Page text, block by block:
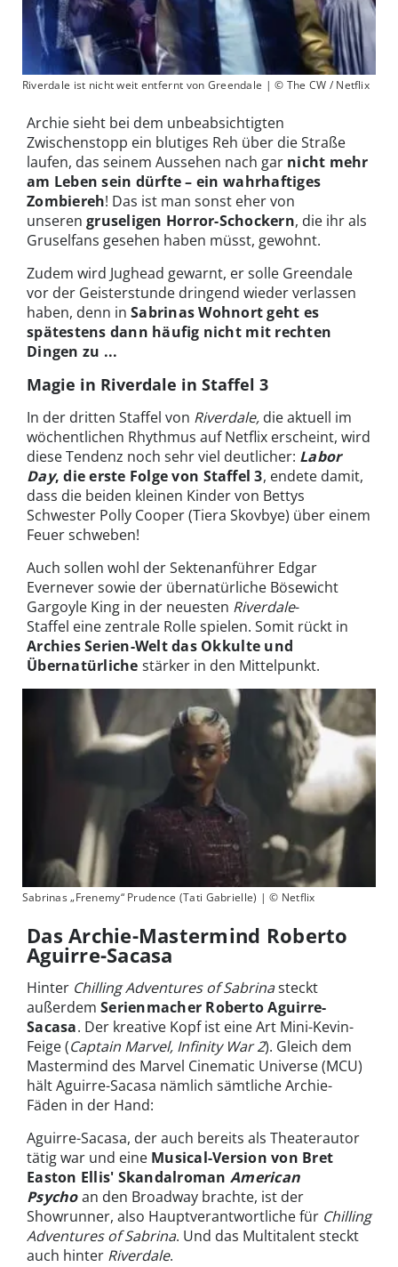
Riverdale ist nicht weit entfernt von Greendale | © The CW / Netflix
Archie sieht bei dem unbeabsichtigten
Zwischenstopp ein blutiges Reh über die Straße
laufen, das seinem Aussehen nach gar nicht mehr
am Leben sein dürfte – ein wahrhaftiges
Zombiereh! Das ist man sonst eher von
unseren gruseligen Horror-Schockern, die ihr als
Gruselfans gesehen haben müsst, gewohnt.
Zudem wird Jughead gewarnt, er solle Greendale
vor der Geisterstunde dringend wieder verlassen
haben, denn in Sabrinas Wohnort geht es
spätestens dann häufig nicht mit rechten
Dingen zu ...
Magie in Riverdale in Staffel 3
In der dritten Staffel von Riverdale, die aktuell im
wöchentlichen Rhythmus auf Netflix erscheint, wird
diese Tendenz noch sehr viel deutlicher: Labor
Day, die erste Folge von Staffel 3, endete damit,
dass die beiden kleinen Kinder von Bettys
Schwester Polly Cooper (Tiera Skovbye) über einem
Feuer schweben!
Auch sollen wohl der Sektenanführer Edgar
Evernever sowie der übernatürliche Bösewicht
Gargoyle King in der neuesten Riverdale-
Staffel eine zentrale Rolle spielen. Somit rückt in
Archies Serien-Welt das Okkulte und
Übernatürliche stärker in den Mittelpunkt.
Sabrinas „Frenemy“ Prudence (Tati Gabrielle) | © Netflix
Das Archie-Mastermind Roberto
Aguirre-Sacasa
Hinter Chilling Adventures of Sabrinasteckt
außerdem Serienmacher Roberto Aguirre-
Sacasa. Der kreative Kopf ist eine Art Mini-Kevin-
Feige (Captain Marvel, Infinity War 2). Gleich dem
Mastermind des Marvel Cinematic Universe (MCU)
hält Aguirre-Sacasa nämlich sämtliche Archie-
Fäden in der Hand:
Aguirre-Sacasa, der auch bereits als Theaterautor
tätig war und eine Musical-Version von Bret
Easton Ellis' SkandalromanAmerican
Psychoan den Broadway brachte, ist der
Showrunner, also Hauptverantwortliche für Chilling
Adventures of Sabrina. Und das Multitalent steckt
auch hinter Riverdale.